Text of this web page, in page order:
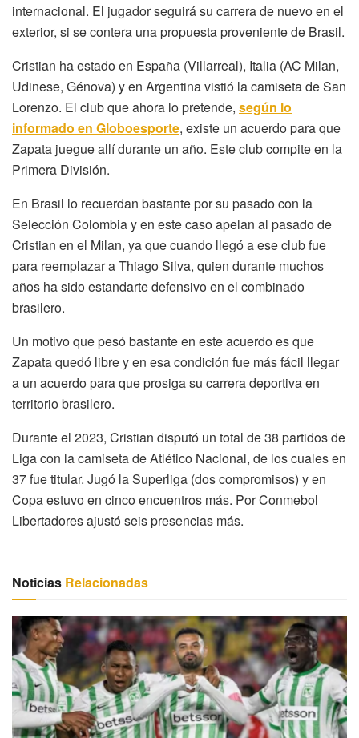
internacional. El jugador seguirá su carrera de nuevo en el
exterior, si se contera una propuesta proveniente de Brasil.
Cristian ha estado en España (Villarreal), Italia (AC Milan,
Udinese, Génova) y en Argentina vistió la camiseta de San
Lorenzo. El club que ahora lo pretende, según lo
informado en Globoesporte, existe un acuerdo para que
Zapata juegue allí durante un año. Este club compite en la
Primera División.
En Brasil lo recuerdan bastante por su pasado con la
Selección Colombia y en este caso apelan al pasado de
Cristian en el Milan, ya que cuando llegó a ese club fue
para reemplazar a Thiago Silva, quien durante muchos
años ha sido estandarte defensivo en el combinado
brasilero.
Un motivo que pesó bastante en este acuerdo es que
Zapata quedó libre y en esa condición fue más fácil llegar
a un acuerdo para que prosiga su carrera deportiva en
territorio brasilero.
Durante el 2023, Cristian disputó un total de 38 partidos de
Liga con la camiseta de Atlético Nacional, de los cuales en
37 fue titular. Jugó la Superliga (dos compromisos) y en
Copa estuvo en cinco encuentros más. Por Conmebol
Libertadores ajustó seis presencias más.
Noticias Relacionadas